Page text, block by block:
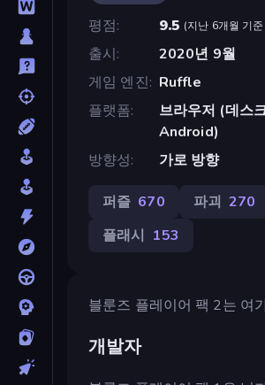
평점
9.5 (지난 6개월 기준
출시
2020년 9월
게임 엔진
Ruffle
플랫폼
브라우저 (데스
Android)
방향성
가로 방향
퍼즐 670 파괴 270
플래시 153
블룬즈 플레이어 팩 2는 여
개발자